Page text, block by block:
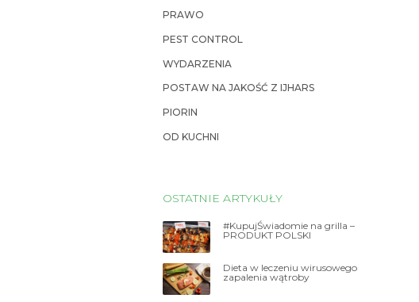
PRAWO
PEST CONTROL
WYDARZENIA
POSTAW NA JAKOŚĆ Z IJHARS
PIORIN
OD KUCHNI
OSTATNIE ARTYKUŁY
#KupujŚwiadomie na grilla –
PRODUKT POLSKI
Dieta w leczeniu wirusowego
zapalenia wątroby